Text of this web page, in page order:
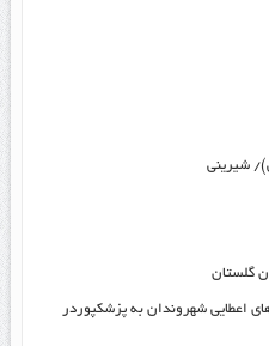
شیرینی
گلستان
اعطایی شهروندان به پزشکپوردر